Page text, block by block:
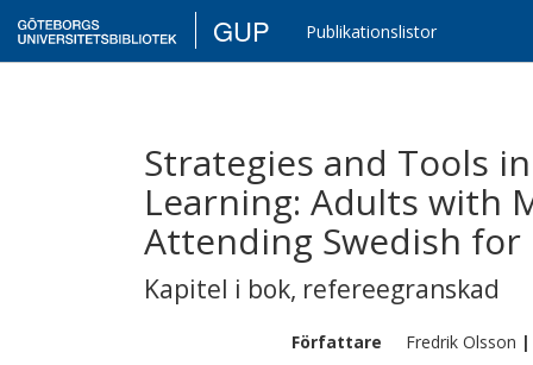
GUP Publikationslistor
Strategies and Tools
Learning: Adults with
Attending Swedish for
Kapitel i bok, refereegranskad
Författare Fredrik Olsson |